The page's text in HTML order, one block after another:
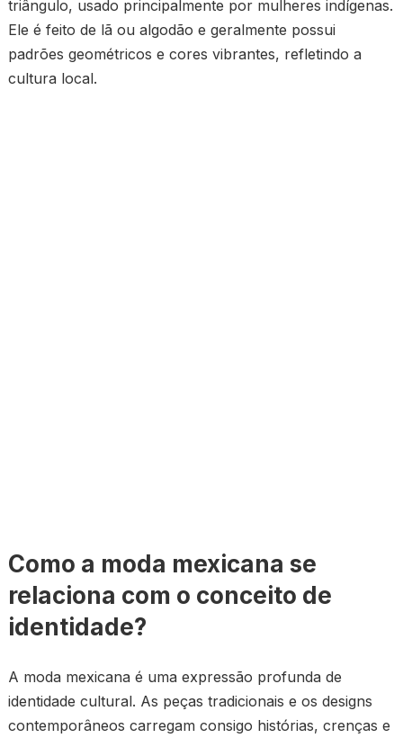
triângulo, usado principalmente por mulheres indígenas.
Ele é feito de lã ou algodão e geralmente possui
padrões geométricos e cores vibrantes, refletindo a
cultura local.
Como a moda mexicana se
relaciona com o conceito de
identidade?
A moda mexicana é uma expressão profunda de
identidade cultural. As peças tradicionais e os designs
contemporâneos carregam consigo histórias, crenças e